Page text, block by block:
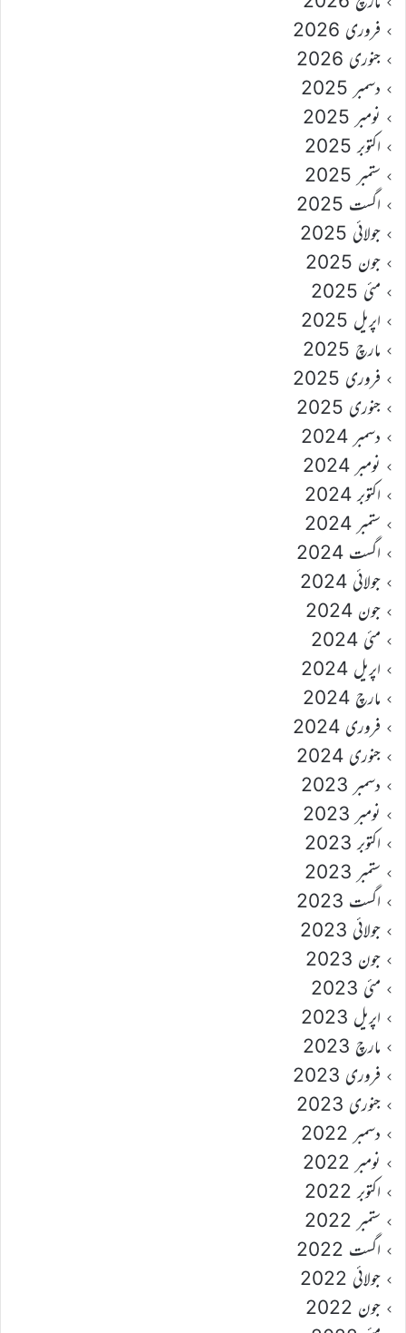
فروری 2026
جنوری 2026
دسمبر 2025
نومبر 2025
اکتوبر 2025
ستمبر 2025
اگست 2025
جولائی 2025
جون 2025
مئی 2025
اپریل 2025
مارچ 2025
فروری 2025
جنوری 2025
دسمبر 2024
نومبر 2024
اکتوبر 2024
ستمبر 2024
اگست 2024
جولائی 2024
جون 2024
مئی 2024
اپریل 2024
مارچ 2024
فروری 2024
جنوری 2024
دسمبر 2023
نومبر 2023
اکتوبر 2023
ستمبر 2023
اگست 2023
جولائی 2023
جون 2023
مئی 2023
اپریل 2023
مارچ 2023
فروری 2023
جنوری 2023
دسمبر 2022
نومبر 2022
اکتوبر 2022
ستمبر 2022
اگست 2022
جولائی 2022
جون 2022